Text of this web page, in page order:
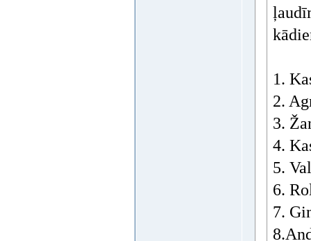
1.
2.
3.
4.
5.
6.
7.